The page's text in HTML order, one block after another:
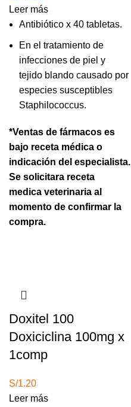
Leer más
Antibiótico x 40 tabletas.
En el tratamiento de
infecciones de piel y
tejido blando causado por
especies susceptibles
Staphilococcus.
*Ventas de fármacos es
bajo receta médica o
indicación del especialista.
Se solicitara receta
medica veterinaria al
momento de confirmar la
compra.
Doxitel 100
Doxiciclina 100mg x
1comp
S/1.20
Leer más